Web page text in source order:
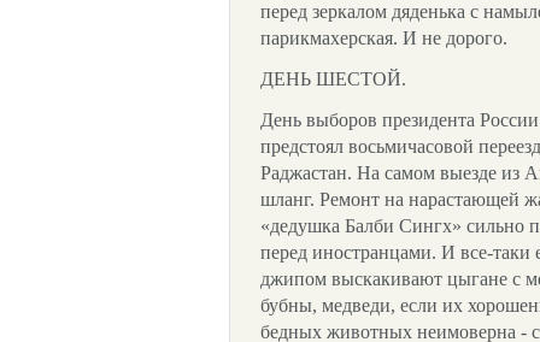
перед зеркалом дяденька с
парикмахерская. И не дорого.
ДЕНЬ ШЕСТОЙ.
День выборов президента
предстоял восьмичасовой
Раджастан. На самом выезде из
шланг. Ремонт на нарастающей
«дедушка Балби Сингх» сильно
перед иностранцами. И все-таки
джипом выскакивают цыгане с
бубны, медведи, если их
бедных животных неимоверна -